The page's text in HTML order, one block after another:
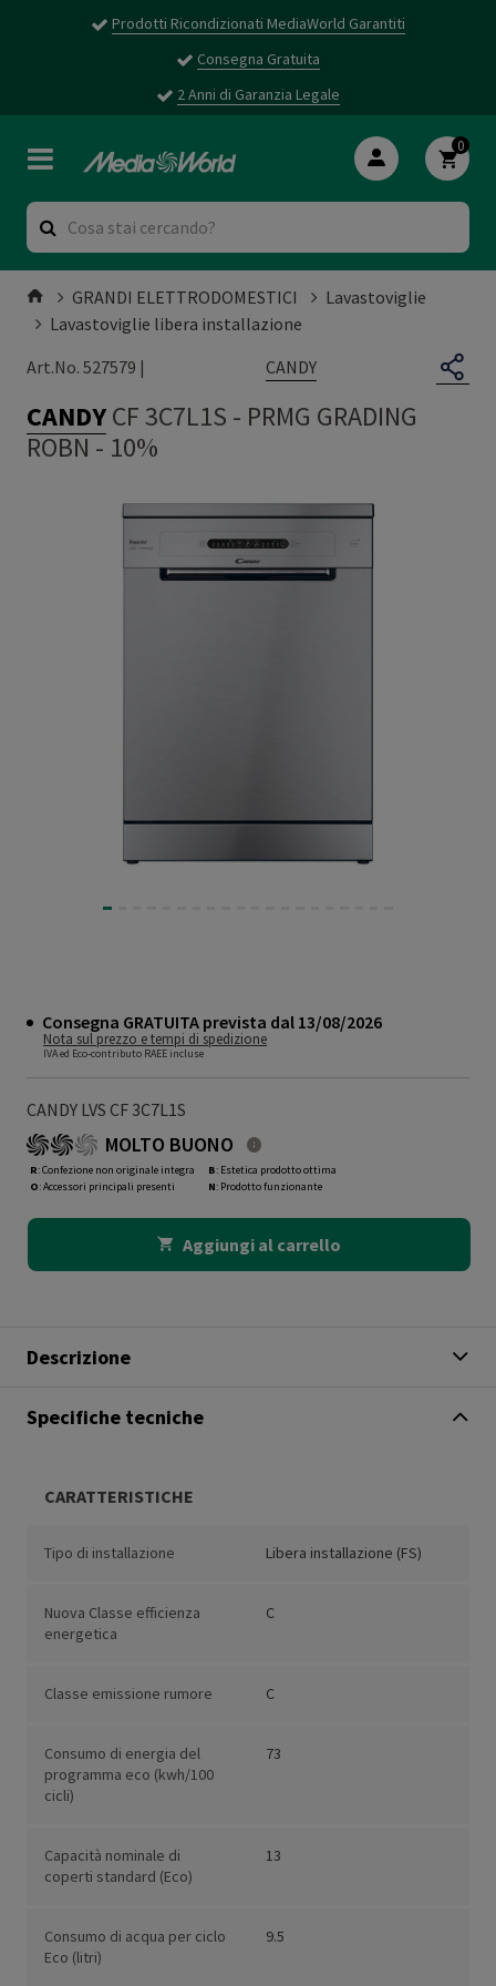
Prodotti Ricondizionati MediaWorld Garantiti
Consegna Gratuita
2 Anni di Garanzia Legale
0
GRANDI ELETTRODOMESTICI
Lavastoviglie
Lavastoviglie libera installazione
Art.No. 527579 |
CANDY
CANDYCF 3C7L1S - PRMG GRADING
ROBN - 10%
Consegna GRATUITA prevista dal 13/08/2026
Nota sul prezzo e tempi di spedizione
IVA ed Eco-contributo RAEE incluse
CANDY LVS CF 3C7L1S
MOLTO BUONO
R: Confezione non originale integra
O: Accessori principali presenti
B: Estetica prodotto ottima
N: Prodotto funzionante
Aggiungi al carrello
Descrizione
Specifiche tecniche
CARATTERISTICHE
Tipo di installazione Libera installazione (FS)
Nuova Classe efficienza
energetica
C
Classe emissione rumore C
Consumo di energia del
programma eco (kwh/100
cicli)
73
Capacità nominale di
coperti standard (Eco)
13
Consumo di acqua per ciclo
Eco (litri)
9.5